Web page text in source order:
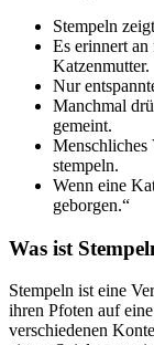
Stempeln
Es erinnert
Katzenmutter.
Nur
Manchmal
gemeint.
Menschliches
stempeln.
Wenn eine
geborgen.“
Was ist
Stempeln ist eine
ihren Pfoten auf
verschiedenen